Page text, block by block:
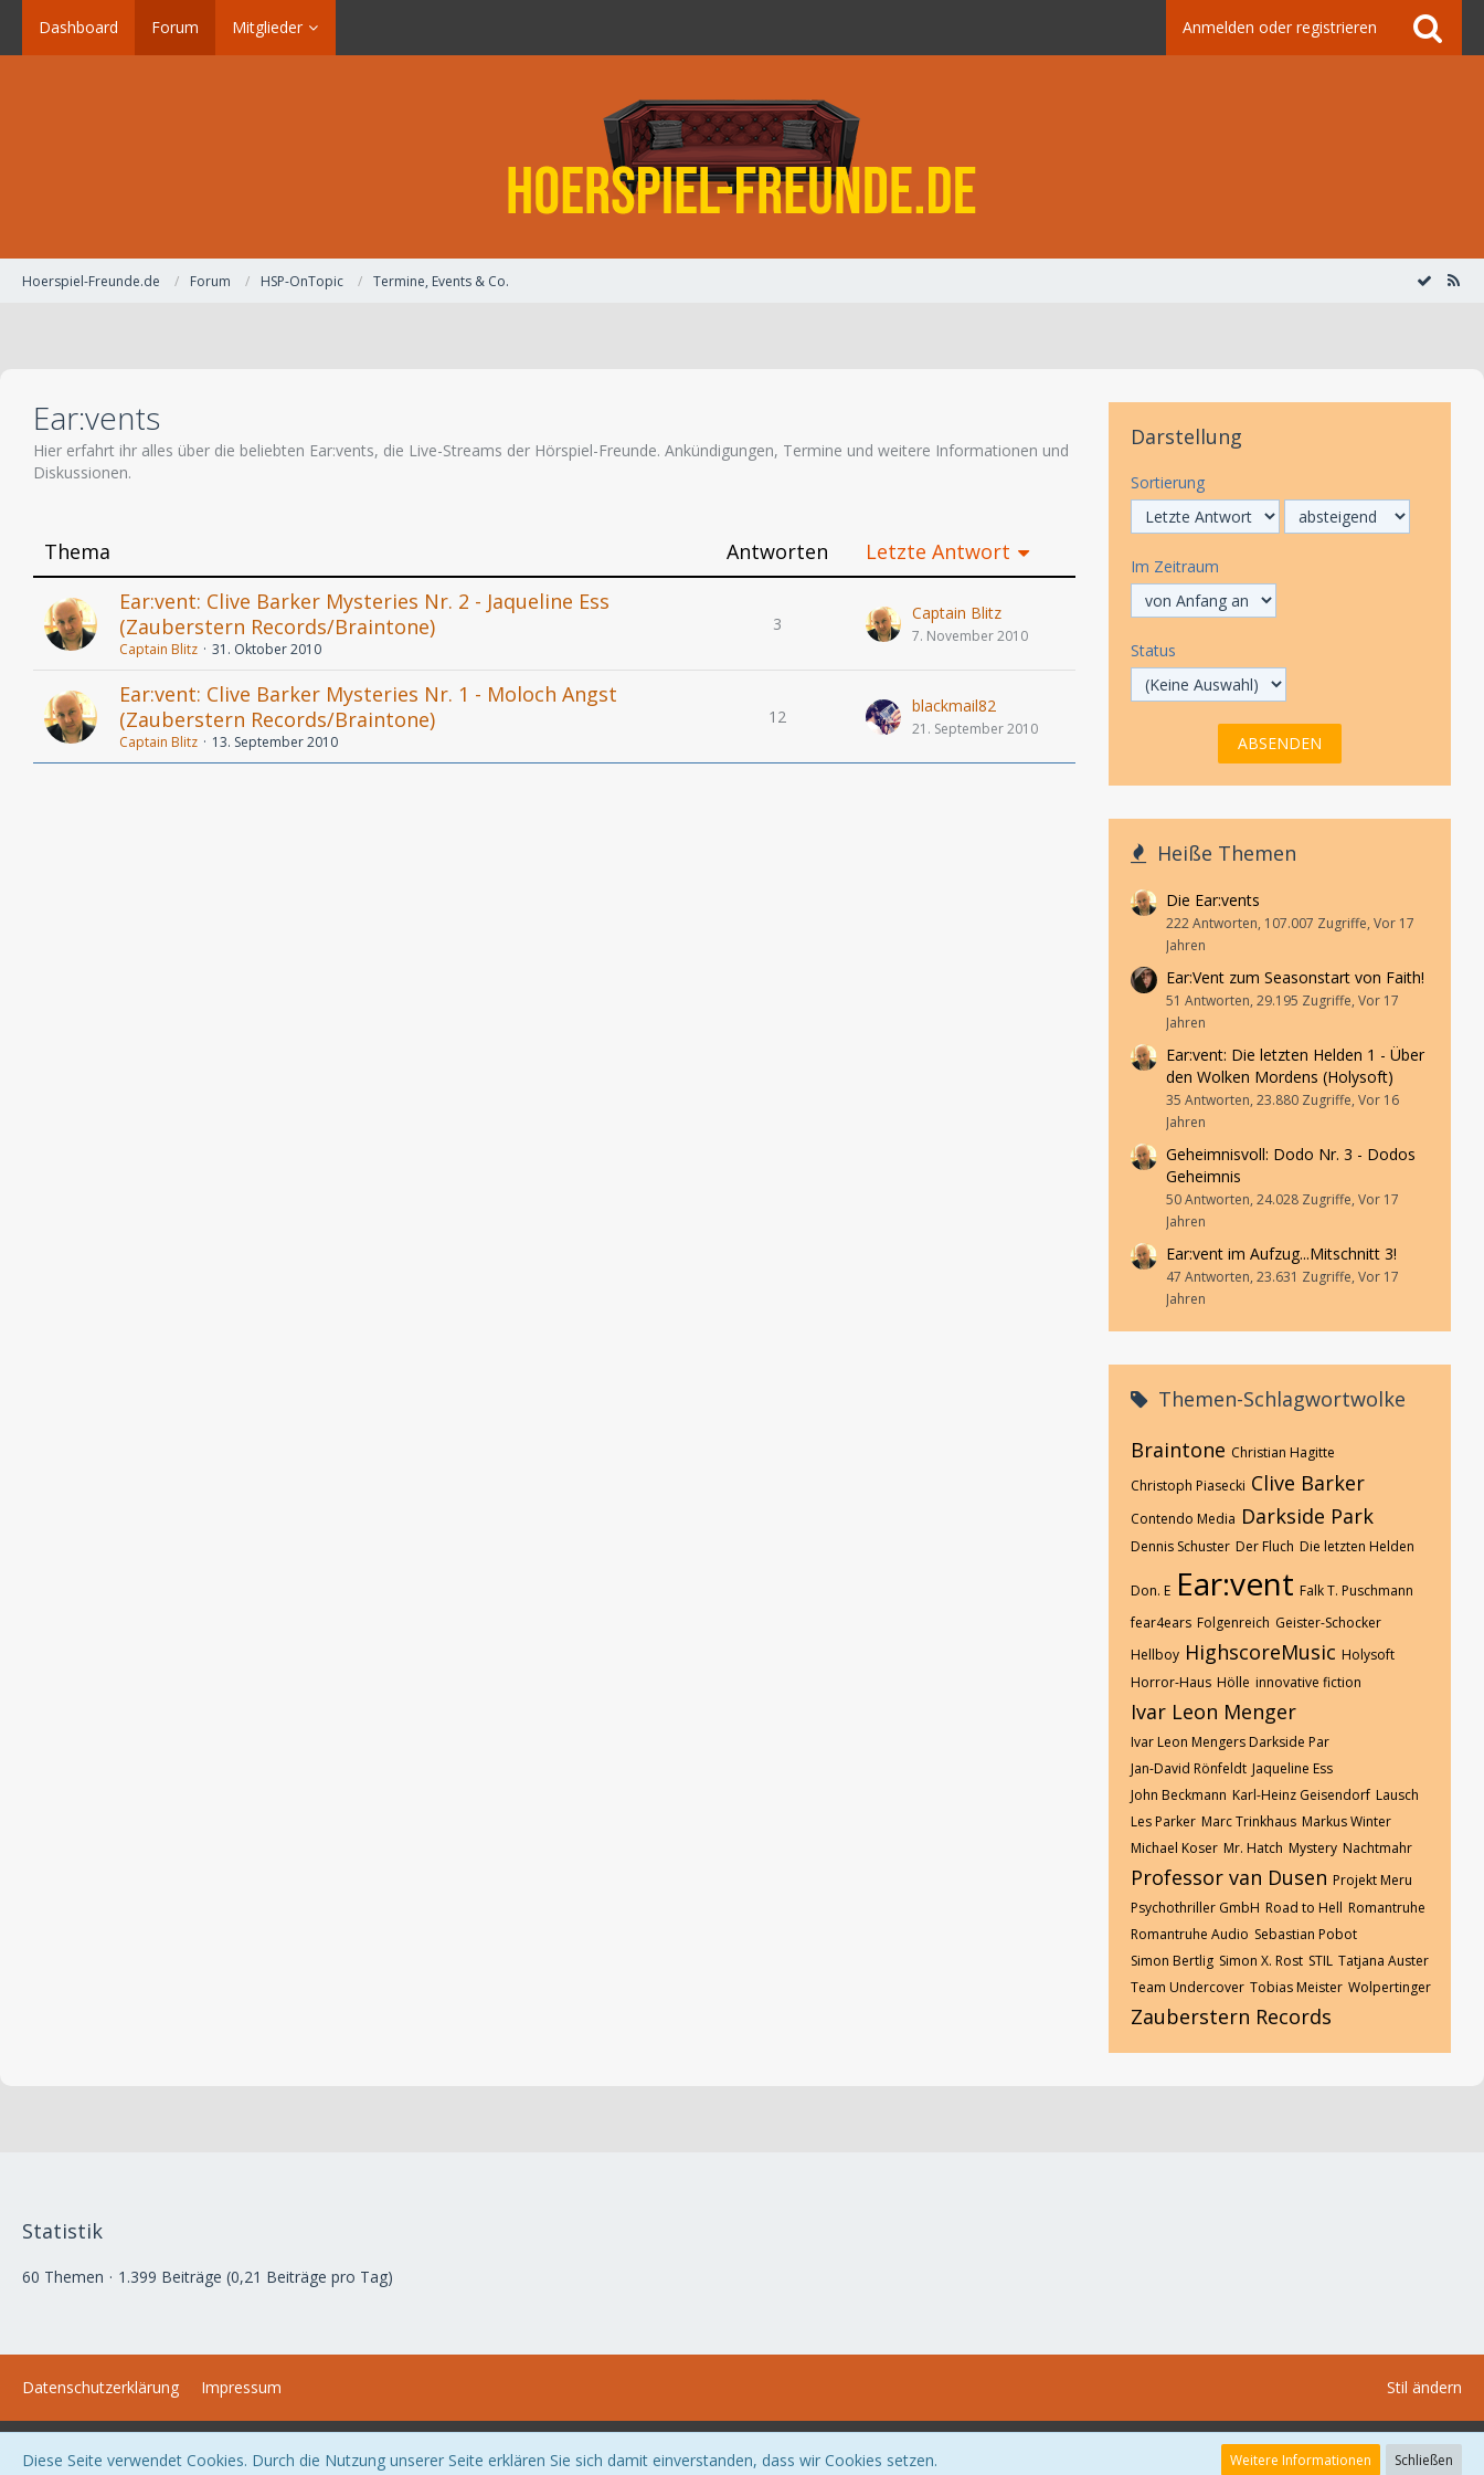
Dashboard Forum Mitglieder Anmelden oder registrieren
Hoerspiel-Freunde.de Forum HSP-OnTopic Termine, Events & Co.
Ear:vents
Hier erfahrt ihr alles über die beliebten Ear:vents, die Live-Streams der Hörspiel-Freunde. Ankündigungen, Termine und weitere Informationen und
Diskussionen.
Thema Antworten
Letzte Antwort
Ear:vent: Clive Barker Mysteries Nr. 2 - Jaqueline Ess
(Zauberstern Records/Braintone)
Captain Blitz 31. Oktober 2010
3
Captain Blitz
7. November 2010
Ear:vent: Clive Barker Mysteries Nr. 1 - Moloch Angst
(Zauberstern Records/Braintone)
Captain Blitz 13. September 2010
12
blackmail82
21. September 2010
Darstellung
Sortierung
Im Zeitraum
Status
Heiße Themen
Die Ear:vents
222 Antworten, 107.007 Zugriffe, Vor 17
Jahren
Ear:Vent zum Seasonstart von Faith!
51 Antworten, 29.195 Zugriffe, Vor 17
Jahren
Ear:vent: Die letzten Helden 1 - Über
den Wolken Mordens (Holysoft)
35 Antworten, 23.880 Zugriffe, Vor 16
Jahren
Geheimnisvoll: Dodo Nr. 3 - Dodos
Geheimnis
50 Antworten, 24.028 Zugriffe, Vor 17
Jahren
Ear:vent im Aufzug...Mitschnitt 3!
47 Antworten, 23.631 Zugriffe, Vor 17
Jahren
Themen-Schlagwortwolke
Braintone Christian Hagitte
Christoph Piasecki Clive Barker
Contendo Media Darkside Park
Dennis Schuster Der Fluch Die letzten Helden
Don. E Ear:vent Falk T. Puschmann
fear4ears Folgenreich Geister-Schocker
Hellboy HighscoreMusic Holysoft
Horror-Haus Hölle innovative fiction
Ivar Leon Menger
Ivar Leon Mengers Darkside Par
Jan-David Rönfeldt Jaqueline Ess
John Beckmann Karl-Heinz Geisendorf Lausch
Les Parker Marc Trinkhaus Markus Winter
Michael Koser Mr. Hatch Mystery Nachtmahr
Professor van Dusen Projekt Meru
Psychothriller GmbH Road to Hell Romantruhe
Romantruhe Audio Sebastian Pobot
Simon Bertlig Simon X. Rost STIL Tatjana Auster
Team Undercover Tobias Meister Wolpertinger
Zauberstern Records
Statistik
60 Themen 1.399 Beiträge (0,21 Beiträge pro Tag)
Stil ändern
Datenschutzerklärung Impressum
Community-Software: WoltLab Suite™
Diese Seite verwendet Cookies. Durch die Nutzung unserer Seite erklären Sie sich damit einverstanden, dass wir Cookies setzen. Weitere Informationen Schließen